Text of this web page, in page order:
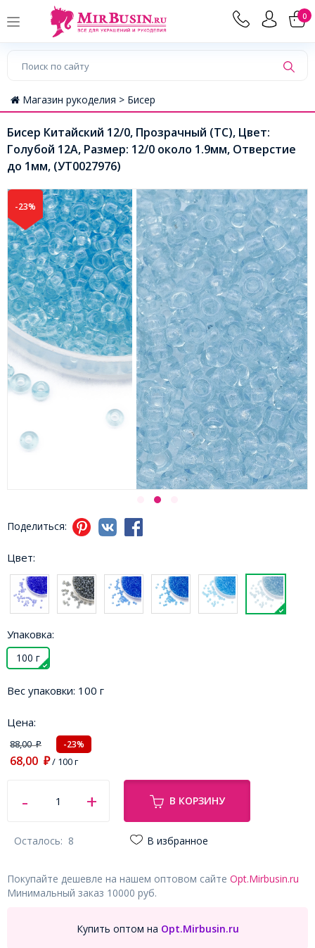
0
Магазин рукоделия > Бисер
Бисер Китайский 12/0, Прозрачный (TC), Цвет:
Голубой 12А, Размер: 12/0 около 1.9мм, Отверстие
до 1мм, (УТ0027976)
-23%
Поделиться:
Цвет:
Упаковка:
100 г
Вес упаковки: 100 г
Цена:
88,00₽ -23%
68,00 ₽/ 100 г
В КОРЗИНУ
Осталось: 8 В избранное
Покупайте дешевле на нашем оптовом сайте Opt.Mirbusin.ru
Минимальный заказ 10000 руб.
Купить оптом на Opt.Mirbusin.ru